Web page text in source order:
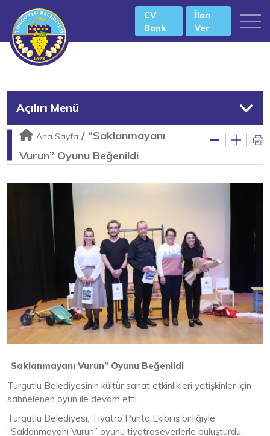
CV
Bank
İlan
Ver
Açılırı Menü
Ana Sayfa / “Saklanmayanı
Vurun” Oyunu Beğenildi
“Saklanmayanı Vurun” Oyunu Beğenildi
Turgutlu Belediyesinin kültür sanat etkinlikleri yetişkinler için
sahnelenen oyun ile devam etti.
Turgutlu Belediyesi, Tiyatro Punta Ekibi iş birliğiyle
“Saklanmayanı Vurun” oyunu tiyatroseverlerle buluşturdu.